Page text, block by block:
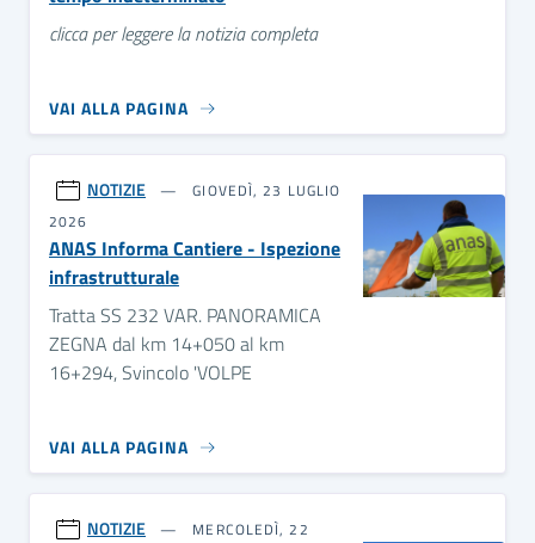
clicca per leggere la notizia completa
VAI ALLA PAGINA
NOTIZIE
GIOVEDÌ, 23 LUGLIO
2026
ANAS Informa Cantiere - Ispezione
infrastrutturale
Tratta SS 232 VAR. PANORAMICA
ZEGNA dal km 14+050 al km
16+294, Svincolo 'VOLPE
VAI ALLA PAGINA
NOTIZIE
MERCOLEDÌ, 22